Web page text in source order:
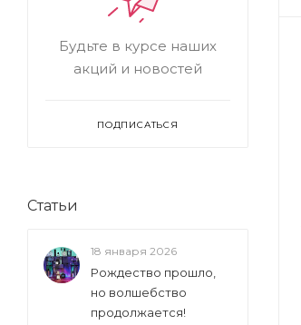
Будьте в курсе наших
акций и новостей
ПОДПИСАТЬСЯ
Статьи
18 января 2026
Рождество прошло,
но волшебство
продолжается!